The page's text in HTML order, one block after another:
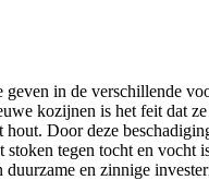
in de verschillende
kozijnen is het feit dat
Door deze
tegen tocht en
en zinnige